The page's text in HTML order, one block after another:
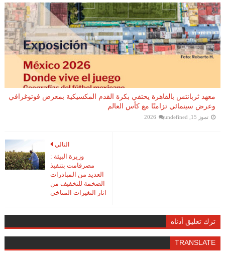
معهد ثربانتس بالقاهرة يحتفي بكرة القدم المكسيكية بمعرض فوتوغرافي
وعرض سينمائي تزامنًا مع كأس العالم
تموز 15, 2026 undefined
التالي
وزيرة البيئة :
مصرقامت بتنفيذ
العديد من المبادرات
الضخمة للتخفيف من
اثار التغيرات المناخي
ترك تعليق أدناه
TRANSLATE